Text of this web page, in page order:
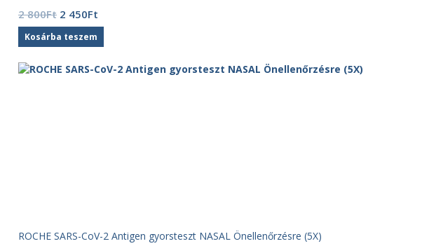
2 800Ft Original
price
was:
800Ft.
2 450Ft
price
450Ft.
Kosárba teszem
ROCHE SARS-CoV-2 Antigen gyorsteszt NASAL Önellenőrzésre (5X)